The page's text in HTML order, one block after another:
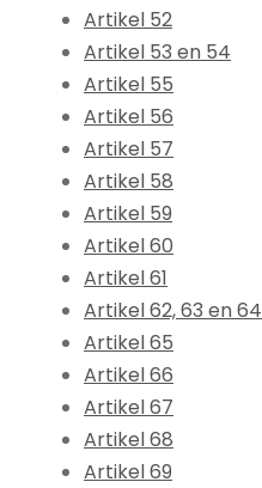
Artikel 52
Artikel 53 en 54
Artikel 55
Artikel 56
Artikel 57
Artikel 58
Artikel 59
Artikel 60
Artikel 61
Artikel 62, 63 en 64
Artikel 65
Artikel 66
Artikel 67
Artikel 68
Artikel 69